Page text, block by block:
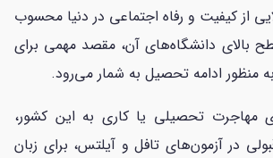
از کیفیت و رفاه اجتماعی در دنیا محسوب
بالای دانشگاه‌های آن، مقصد مهمی برای
به منظور ادامه تحصیل به شمار می‌رود.
مهاجرت تحصیلی یا کاری به این کشور،
در آزمون‌های تافل و آیلتس، برای زبان